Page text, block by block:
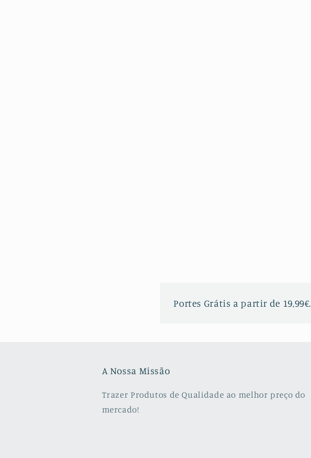
Portes Grátis a partir de 19,99€.
A Nossa Missão
Trazer Produtos de Qualidade ao melhor preço do
mercado!